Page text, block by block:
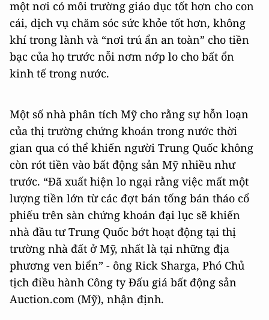
một nơi có môi trường giáo dục tốt hơn cho con
cái, dịch vụ chăm sóc sức khỏe tốt hơn, không
khí trong lành và “nơi trú ẩn an toàn” cho tiền
bạc của họ trước nỗi nơm nớp lo cho bất ổn
kinh tế trong nước.
Một số nhà phân tích Mỹ cho rằng sự hỗn loạn
của thị trường chứng khoán trong nước thời
gian qua có thể khiến người Trung Quốc không
còn rót tiền vào bất động sản Mỹ nhiều như
trước. “Đã xuất hiện lo ngại rằng việc mất một
lượng tiền lớn từ các đợt bán tống bán tháo cổ
phiếu trên sàn chứng khoán đại lục sẽ khiến
nhà đầu tư Trung Quốc bớt hoạt động tại thị
trường nhà đất ở Mỹ, nhất là tại những địa
phương ven biển” - ông Rick Sharga, Phó Chủ
tịch điều hành Công ty Đấu giá bất động sản
Auction.com (Mỹ), nhận định.